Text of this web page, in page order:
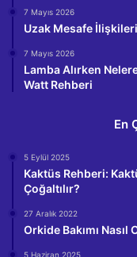
7 Mayıs 2026
Uzak Mesafe
7 Mayıs 2026
Lamba Alırken
Watt Rehberi
En
5 Eylül 2025
Kaktüs Rehberi:
Çoğaltılır?
27 Aralık 2022
Orkide Bakımı Nasıl
5 Haziran 2025